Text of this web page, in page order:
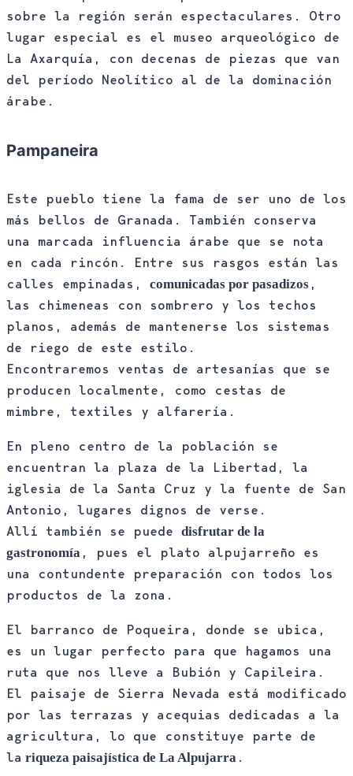
sobre la región serán espectaculares. Otro
lugar especial es el museo arqueológico de
La Axarquía, con decenas de piezas que van
del período Neolítico al de la dominación
árabe.
Pampaneira
Este pueblo tiene la fama de ser uno de los
más bellos de Granada. También conserva
una marcada influencia árabe que se nota
en cada rincón. Entre sus rasgos están las
calles empinadas, comunicadas por pasadizos ,
las chimeneas con sombrero y los techos
planos, además de mantenerse los sistemas
de riego de este estilo.
Encontraremos ventas de artesanías que se
producen localmente, como cestas de
mimbre, textiles y alfarería.
En pleno centro de la población se
encuentran la plaza de la Libertad, la
iglesia de la Santa Cruz y la fuente de San
Antonio, lugares dignos de verse.
Allí también se puede disfrutar de la
gastronomía , pues el plato alpujarreño es
una contundente preparación con todos los
productos de la zona.
El barranco de Poqueira, donde se ubica,
es un lugar perfecto para que hagamos una
ruta que nos lleve a Bubión y Capileira.
El paisaje de Sierra Nevada está modificado
por las terrazas y acequias dedicadas a la
agricultura, lo que constituye parte de
la riqueza paisajística de La Alpujarra .